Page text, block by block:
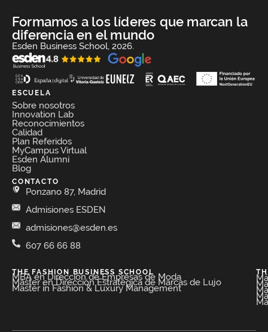
Formamos a los líderes que marcan la
diferencia en el mundo
Esden Business School, 2026.
ESCUELA
Sobre nosotros
Innovation Lab
Reconocimientos
Calidad
Plan Referidos
MyCampus Virtual
Esden Alumni
Blog
CONTACTO
Ponzano 87, Madrid
Admisiones ESDEN
admisiones@esden.es
607 66 66 88
THE FASHION BUSINESS SCHOOL​
MBA en Dirección de Empresas de Moda​
Máster en Dirección Estratégica de Marcas de Lujo
Master in Fashion & Luxury Management